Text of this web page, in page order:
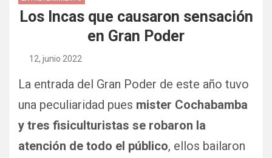
Los Incas que causaron sensación
en Gran Poder
12, junio 2022
La entrada del Gran Poder de este año tuvo
una peculiaridad pues mister Cochabamba
y tres fisiculturistas se robaron la
atención de todo el público, ellos bailaron